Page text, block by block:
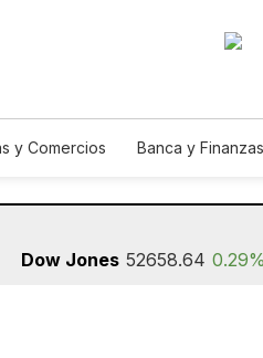
y Comercios Banca y Finanzas
Dow Jones 52658.64 0.29%